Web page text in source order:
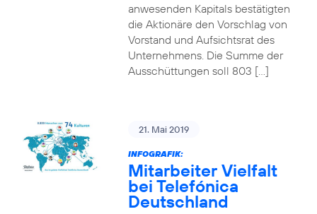
anwesenden Kapitals bestätigten
die Aktionäre den Vorschlag von
Vorstand und Aufsichtsrat des
Unternehmens. Die Summe der
Ausschüttungen soll 803 […]
21. Mai 2019
INFOGRAFIK:
Mitarbeiter Vielfalt
bei Telefónica
Deutschland